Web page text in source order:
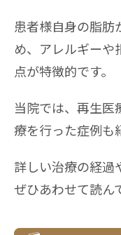
患者様自身の脂肪
め、アレルギーや
点が特徴的です。
当院では、再生医
療を行った症例も
詳しい治療の経過
ぜひあわせて読ん